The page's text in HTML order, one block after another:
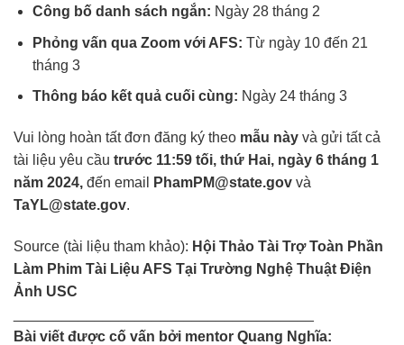
Công bố danh sách ngắn: Ngày 28 tháng 2
Phỏng vấn qua Zoom với AFS: Từ ngày 10 đến 21
tháng 3
Thông báo kết quả cuối cùng: Ngày 24 tháng 3
Vui lòng hoàn tất đơn đăng ký theo mẫu này và gửi tất cả
tài liệu yêu cầu trước 11:59 tối, thứ Hai, ngày 6 tháng 1
năm 2024, đến email PhamPM@state.gov và
TaYL@state.gov.
Source (tài liệu tham khảo): Hội Thảo Tài Trợ Toàn Phần
Làm Phim Tài Liệu AFS Tại Trường Nghệ Thuật Điện
Ảnh USC
Bài viết được cố vấn bởi mentor Quang Nghĩa: